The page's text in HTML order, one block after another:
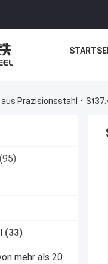
aus Präzisionsstahl
(95)
(33)
mehr als 20